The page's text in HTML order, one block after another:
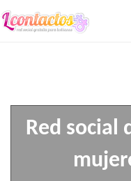
Red social